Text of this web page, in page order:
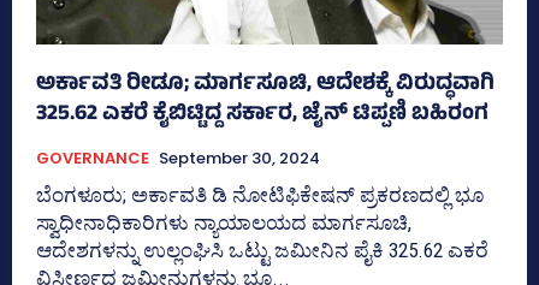
ಅರ್ಕಾವತಿ ರೀಡೂ; ಮಾರ್ಗಸೂಚಿ, ಆದೇಶಕ್ಕೆ ವಿರುದ್ಧವಾಗಿ
325.62 ಎಕರೆ ಕೈಬಿಟ್ಟಿದ್ದ ಸರ್ಕಾರ, ಜೈನ್‌ ಟಿಪ್ಪಣಿ ಬಹಿರಂಗ
GOVERNANCE September 30, 2024
ಬೆಂಗಳೂರು; ಅರ್ಕಾವತಿ ಡಿ ನೋಟಿಫಿಕೇಷನ್‌ ಪ್ರಕರಣದಲ್ಲಿ ಭೂ
ಸ್ವಾಧೀನಾಧಿಕಾರಿಗಳು ನ್ಯಾಯಾಲಯದ ಮಾರ್ಗಸೂಚಿ,
ಆದೇಶಗಳನ್ನು ಉಲ್ಲಂಘಿಸಿ ಒಟ್ಟು ಜಮೀನಿನ ಪೈಕಿ 325.62 ಎಕರೆ
ವಿಸ್ತೀರ್ಣದ ಜಮೀನುಗಳನ್ನು ಭೂ...